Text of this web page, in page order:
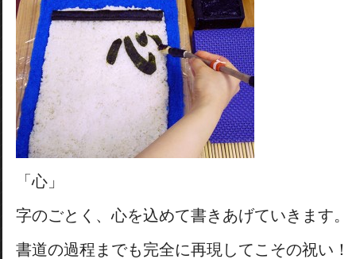
「心」
字のごとく、心を込めて書きあげていきます。
書道の過程までも完全に再現してこその祝い！